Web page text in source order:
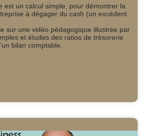
est un calcul simple, pour démontrer la
à dégager du cash (un excédent
sur une vidéo pédagogique illustrée par
et études des ratios de trésorerie
bilan comptable.